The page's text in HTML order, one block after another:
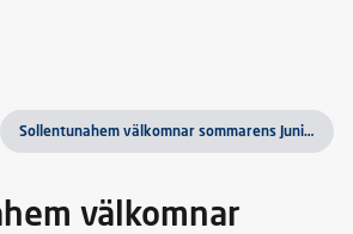
Sollentunahem välkomnar sommarens Juniorlag
välkomnar